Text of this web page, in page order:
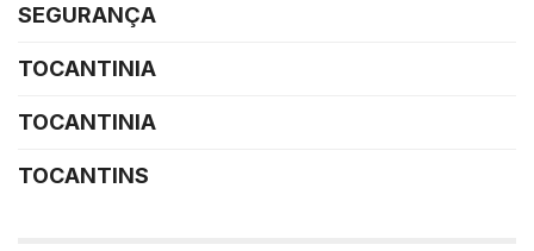
SEGURANÇA
TOCANTINIA
TOCANTINIA
TOCANTINS